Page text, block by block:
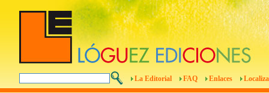
La Editorial FAQ Enlaces